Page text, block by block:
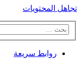
تجاهل المحتويات
روابط سريعة